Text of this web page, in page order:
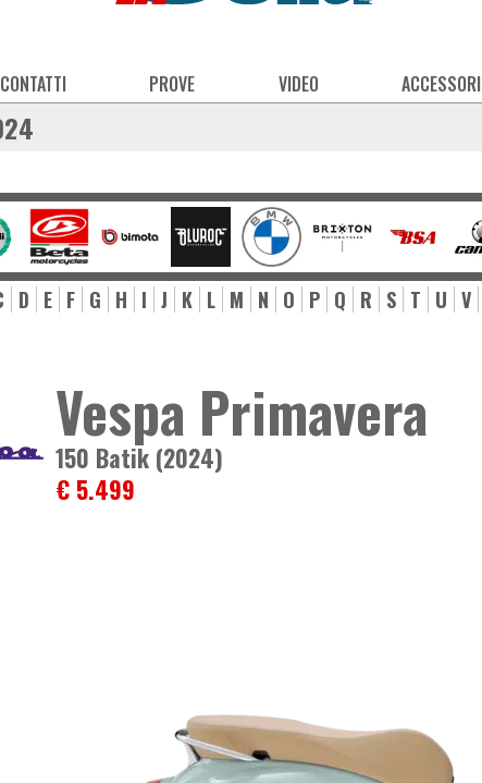
PROVE VIDEO ACCESSORI
D E F G H I J K L M N O P Q R S T U V
Vespa Primavera
150 Batik (2024)
€ 5.499